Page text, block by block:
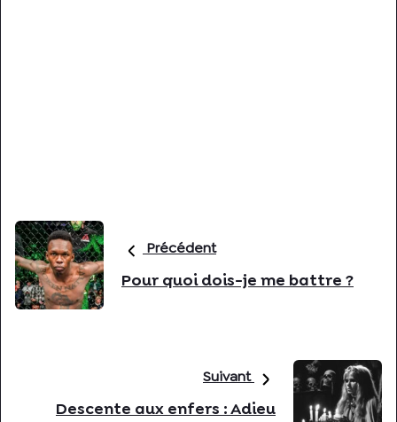
Précédent
Pour quoi dois-je me battre ?
Suivant
Descente aux enfers : Adieu